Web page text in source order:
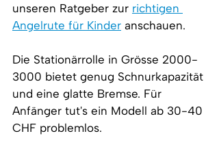
unseren Ratgeber zur richtigen
Angelrute für Kinder anschauen.
Die Stationärrolle in Grösse 2000-
3000 bietet genug Schnurkapazität
und eine glatte Bremse. Für
Anfänger tut's ein Modell ab 30-40
CHF problemlos.